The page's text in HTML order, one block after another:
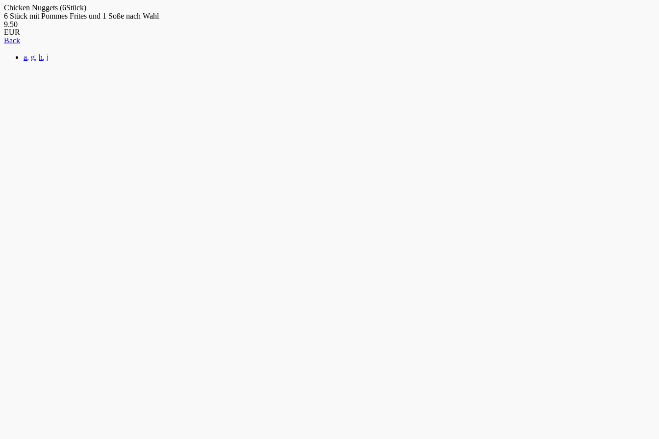
Chicken Nuggets (6Stück)
6 Stück mit Pommes Frites und 1 Soße nach Wahl
9.50
EUR
Back
a, g, h, j